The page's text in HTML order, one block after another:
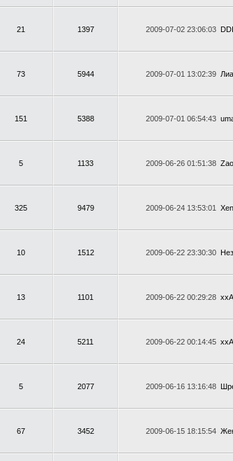
21
1397 2009-07-02 23:06:03
73
5944 2009-07-01 13:02:39
151
5388 2009-07-01 06:54:43
5
1133 2009-06-26 01:51:38 Zao
325 9479 2009-06-24 13:53:01
10
1512 2009-06-22 23:30:30
13
1101 2009-06-22 00:29:28
24
5211 2009-06-22 00:14:45
5
2077 2009-06-16 13:16:48
67
3452 2009-06-15 18:15:54